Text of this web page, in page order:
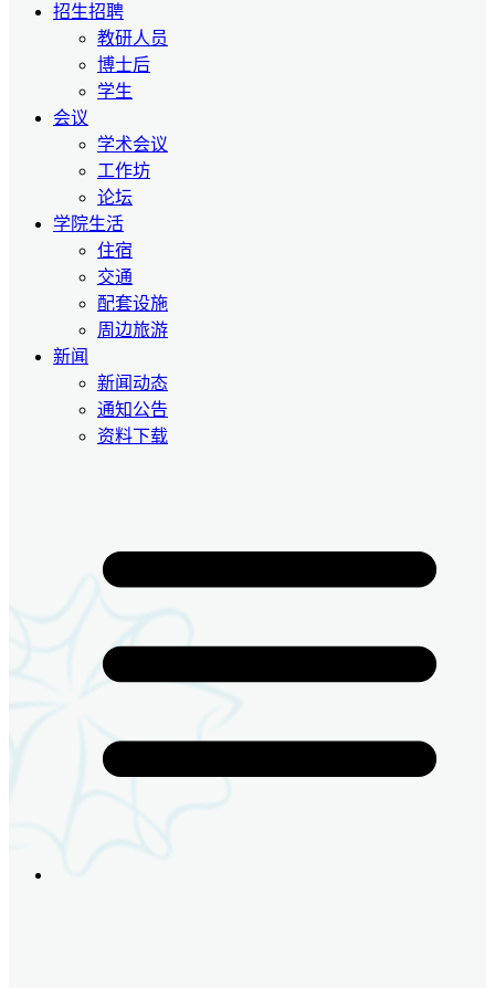
招生招聘
教研人员
博士后
学生
会议
学术会议
工作坊
论坛
学院生活
住宿
交通
配套设施
周边旅游
新闻
新闻动态
通知公告
资料下载